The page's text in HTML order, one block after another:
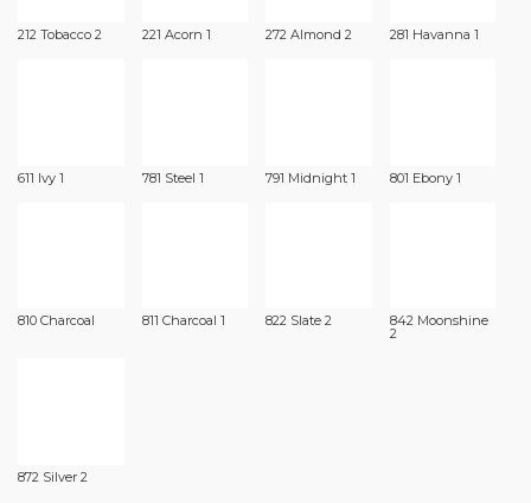
212 Tobacco 2 221 Acorn 1 272 Almond 2 281 Havanna 1
611 Ivy 1 781 Steel 1 791 Midnight 1 801 Ebony 1
810 Charcoal 811 Charcoal 1 822 Slate 2 842 Moonshine
2
872 Silver 2